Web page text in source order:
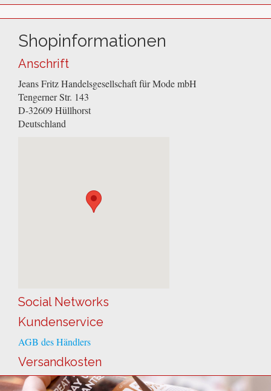
Shopinformationen
Anschrift
Jeans Fritz Handelsgesellschaft für Mode mbH
Tengerner Str. 143
D-32609Hüllhorst
Deutschland
Social Networks
Kundenservice
AGB des Händlers
Versandkosten